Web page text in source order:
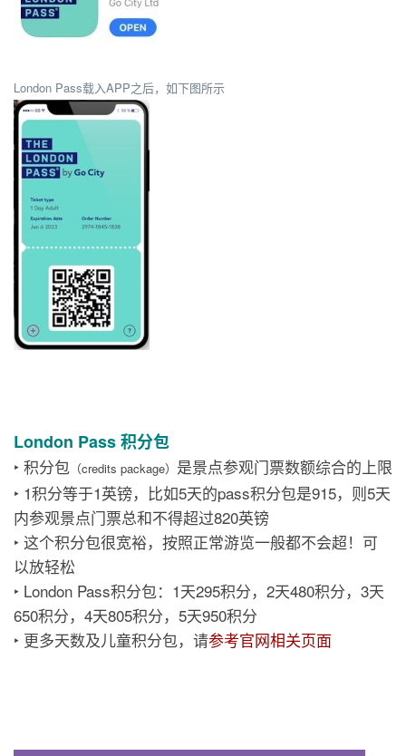
London Pass载入APP之后，如下图所示
London Pass 积分包
‣ 积分包 （credits package） 是景点参观门票数额综合的上限
‣ 1积分等于1英镑，比如5天的pass积分包是915，则5天
内参观景点门票总和不得超过820英镑
‣ 这个积分包很宽裕，按照正常游览一般都不会超！可
以放轻松
‣ London Pass积分包：1天295积分，2天480积分，3天
650积分，4天805积分，5天950积分
‣ 更多天数及儿童积分包，请参考官网相关页面